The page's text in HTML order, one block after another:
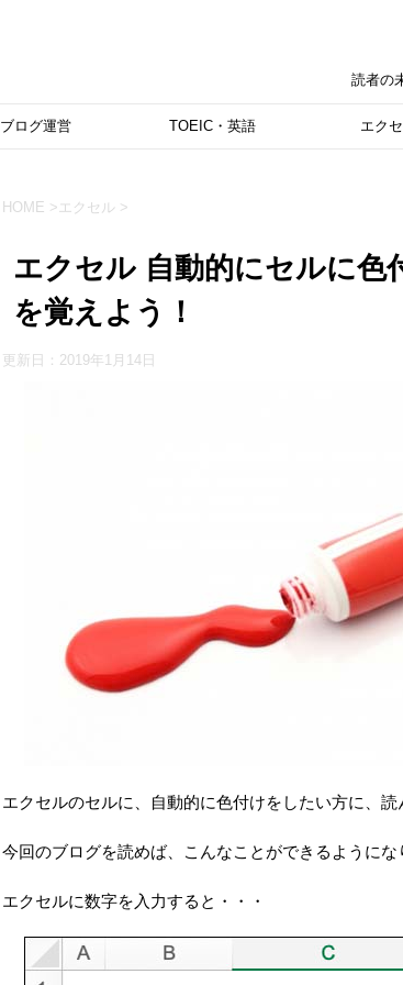
読者の
ブログ運営 TOEIC・英語 エク
HOME >エクセル >
エクセル 自動的にセルに色
を覚えよう！
更新日： 2019年1月14日
エクセルのセルに、自動的に色付けをしたい方に、読
今回のブログを読めば、こんなことができるようにな
エクセルに数字を入力すると・・・